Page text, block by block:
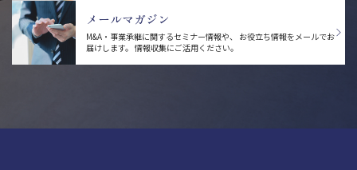
メールマガジン
M&A・事業承継に関するセミナー情報や、
お役立ち情報をメールでお
届けします。 情報収集にご活用ください。